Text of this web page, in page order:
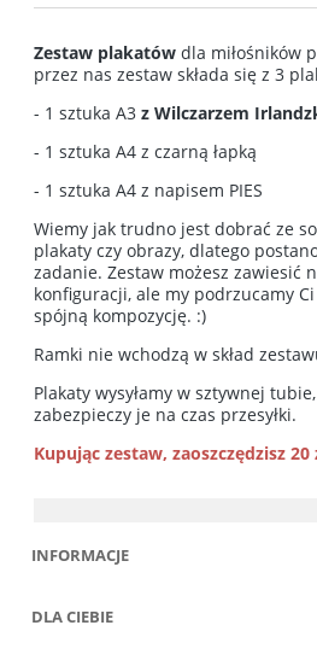
Zestaw plakatów dla miłośników
przez nas zestaw składa się z 3
- 1 sztuka A3 z Wilczarzem
- 1 sztuka A4 z czarną łapką
- 1 sztuka A4 z napisem PIES
Wiemy jak trudno jest dobrać ze
plakaty czy obrazy, dlatego
zadanie. Zestaw możesz zawiesić
konfiguracji, ale my podrzucamy
spójną kompozycję. :)
Ramki nie wchodzą w skład
Plakaty wysyłamy w sztywnej
zabezpieczy je na czas przesyłki.
Kupując zestaw, zaoszczędzisz 20
INFORMACJE
DLA CIEBIE